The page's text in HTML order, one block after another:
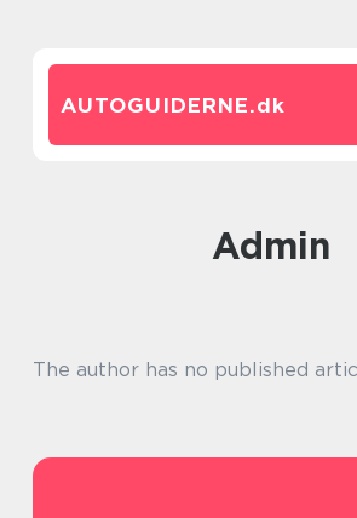
AUTOGUIDERNE.dk
admin
The author has no published